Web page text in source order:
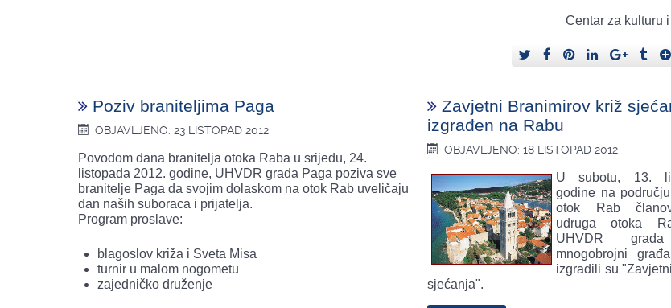
Centar za kulturu
Poziv braniteljima Paga
OBJAVLJENO: 23 LISTOPAD 2012
Povodom dana branitelja otoka Raba u srijedu, 24.
listopada 2012. godine, UHVDR grada Paga poziva sve
branitelje Paga da svojim dolaskom na otok Rab uveličaju
dan naših suboraca i prijatelja.
Program proslave:
blagoslov križa i Sveta Misa
turnir u malom nogometu
zajedničko druženje
Zavjetni Branimirov križ
izgrađen na Rabu
OBJAVLJENO: 18 LISTOPAD 2012
U subotu, 13.
godine na
otok Rab
udruga otoka
UHVDR
mnogobrojni
izgradili su
sjećanja".